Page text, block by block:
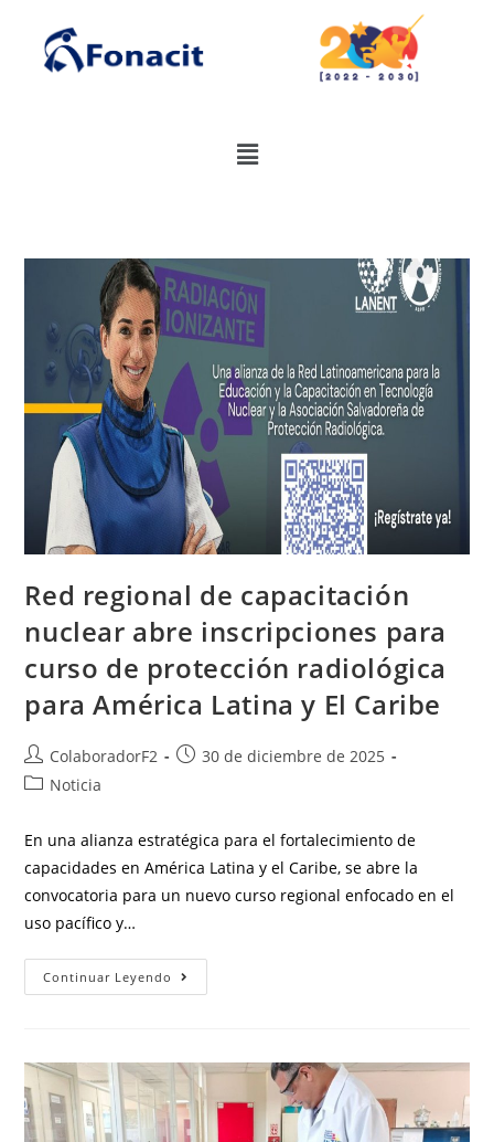
Red regional de capacitación
nuclear abre inscripciones para
curso de protección radiológica
para América Latina y El Caribe
ColaboradorF2
30 de diciembre de 2025
Noticia
En una alianza estratégica para el fortalecimiento de
capacidades en América Latina y el Caribe, se abre la
convocatoria para un nuevo curso regional enfocado en el
uso pacífico y…
Continuar Leyendo